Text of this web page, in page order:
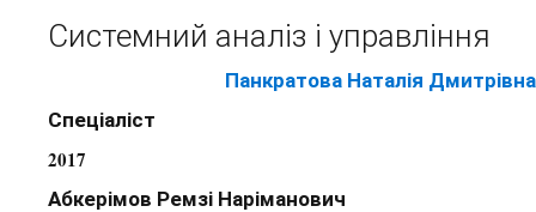
Системний аналіз і управління
Панкратова Наталія Дмитрівна
Спеціаліст
2017
Абкерімов Ремзі Наріманович